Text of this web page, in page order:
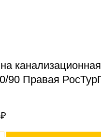
90 Правая
₽